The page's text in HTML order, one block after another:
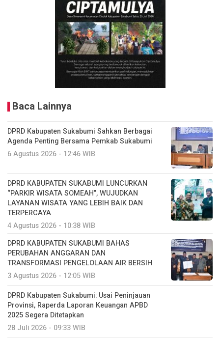
Baca Lainnya
DPRD Kabupaten Sukabumi Sahkan Berbagai
Agenda Penting Bersama Pemkab Sukabumi
6 Agustus 2026 - 12:46 WIB
DPRD KABUPATEN SUKABUMI LUNCURKAN
“PARKIR WISATA SOMEAH”, WUJUDKAN
LAYANAN WISATA YANG LEBIH BAIK DAN
TERPERCAYA
4 Agustus 2026 - 10:38 WIB
DPRD KABUPATEN SUKABUMI BAHAS
PERUBAHAN ANGGARAN DAN
TRANSFORMASI PENGELOLAAN AIR BERSIH
3 Agustus 2026 - 12:05 WIB
DPRD Kabupaten Sukabumi: Usai Peninjauan
Provinsi, Raperda Laporan Keuangan APBD
2025 Segera Ditetapkan
28 Juli 2026 - 09:33 WIB